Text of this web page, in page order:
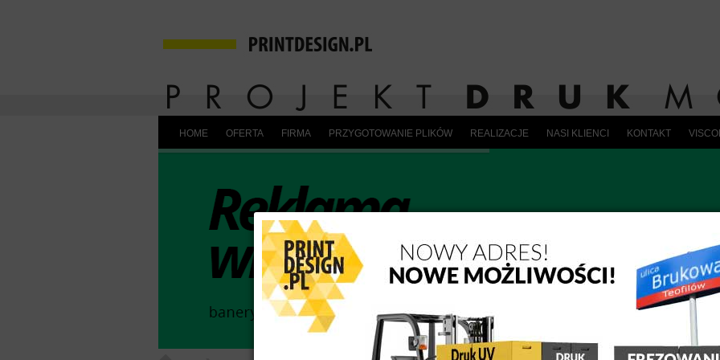
HOME OFERTA FIRMA PRZYGOTOWANIE PLIKÓW REALIZACJE NASI KLIENCI KONTAKT